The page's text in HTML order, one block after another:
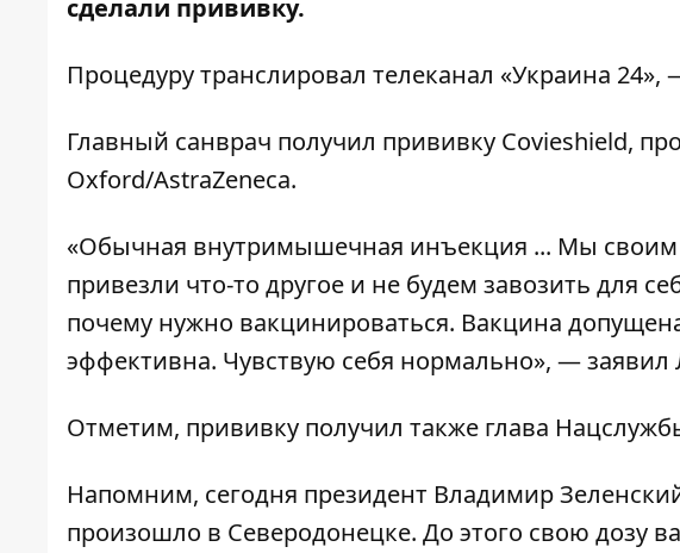
сделали прививку.
Процедуру транслировал телеканал «Украина 24»,
Главный санврач получил прививку Covieshield,
Oxford/AstraZeneca.
«Обычная внутримышечная инъекция ... Мы
привезли что-то другое и не будем завозить для
почему нужно вакцинироваться. Вакцина
эффективна. Чувствую себя нормально», — заявил
Отметим, прививку получил также глава
Напомним, сегодня президент Владимир
произошло в Северодонецке. До этого свою дозу